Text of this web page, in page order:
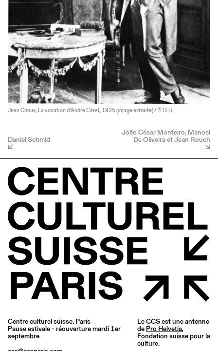
Jean Choux, La vocation d’André Carel, 1925 (image extraite) / © D.R
Daniel Schmid
João César Monteiro, Manoel
De Oliveira et Jean Rouch
Centre culturel suisse. Paris
Pause estivale - réouverture mardi 1er
septembre
Le CCS est une antenne
de Pro Helvetia,
Fondation suisse pour la
culture.